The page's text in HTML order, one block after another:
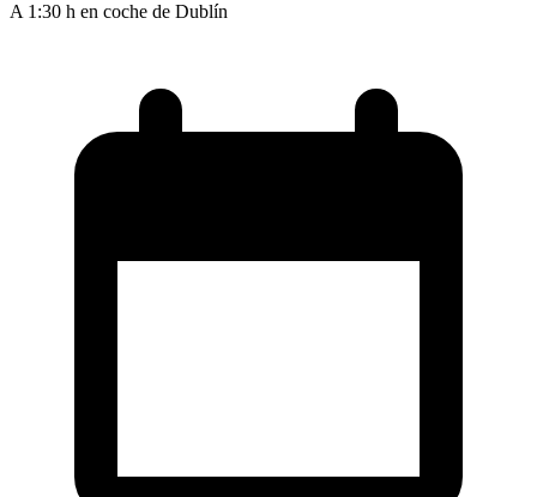
A 1:30 h en coche de Dublín